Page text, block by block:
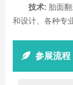
技术: 胎面
和设计、各种专
参展流程